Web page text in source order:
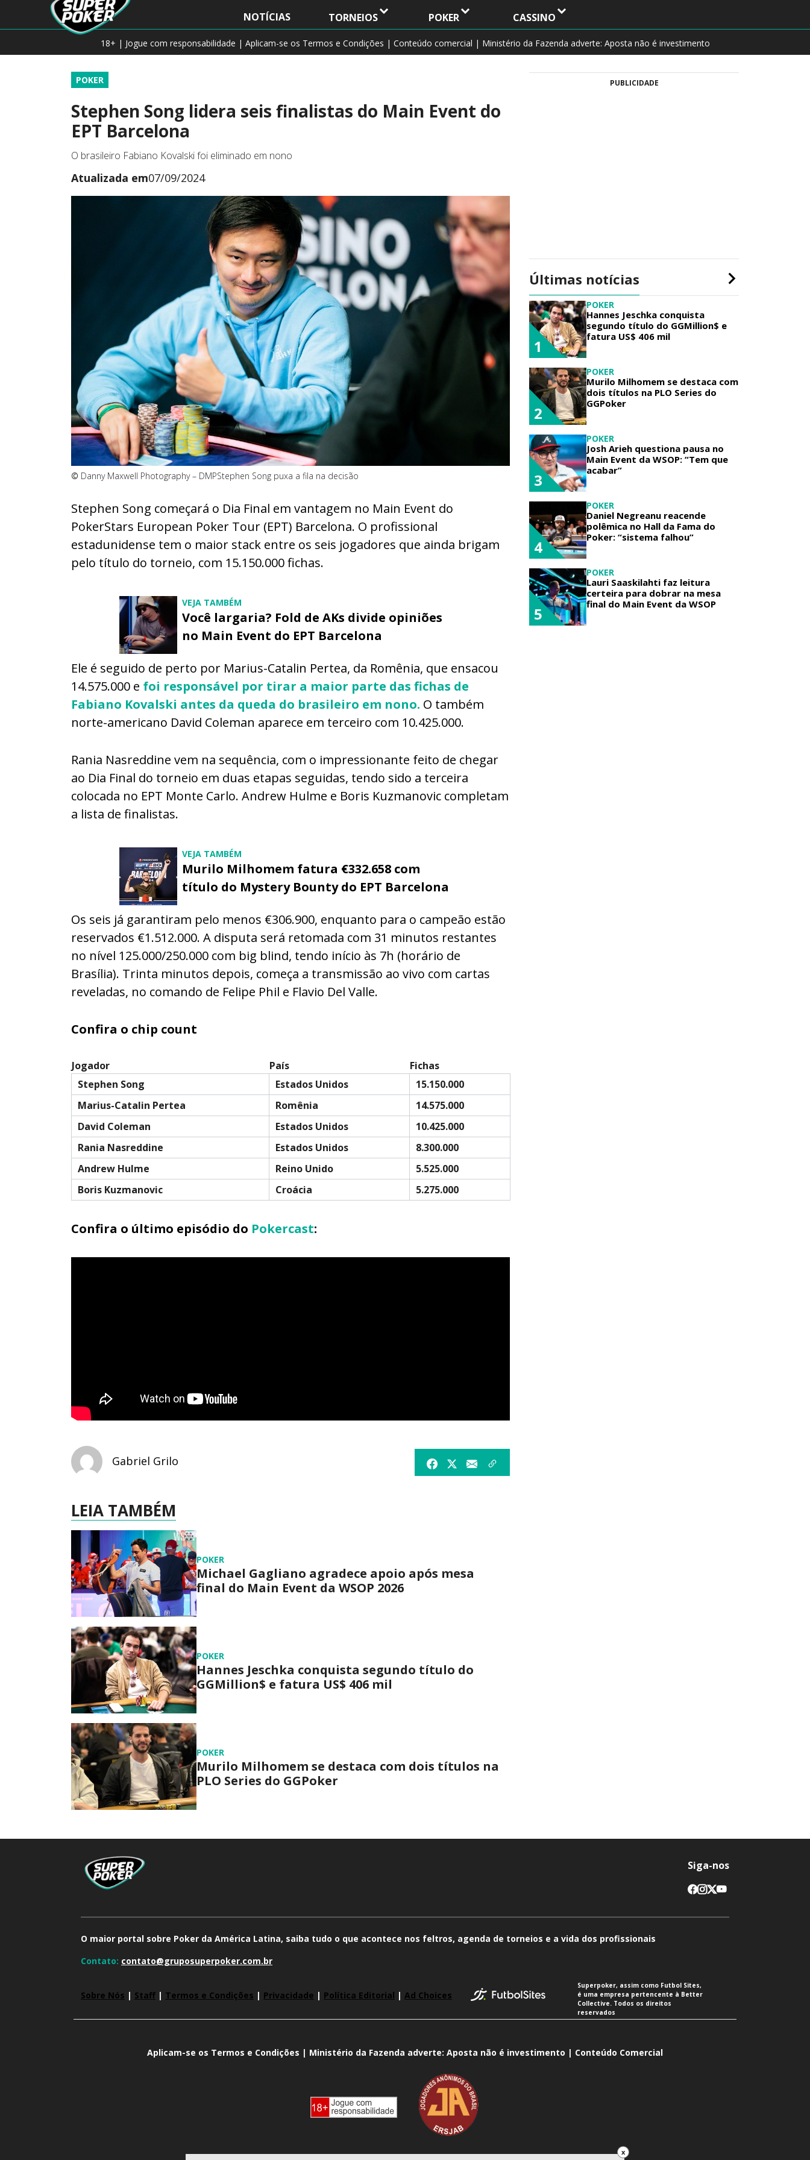
NOTÍCIAS TORNEIOS POKER CASSINO
18+ | Jogue com responsabilidade | Aplicam-se os Termos e Condições | Conteúdo comercial | Ministério da Fazenda adverte: Aposta não é investimento
POKER
Stephen Song lidera seis finalistas do Main Event do
EPT Barcelona
O brasileiro Fabiano Kovalski foi eliminado em nono
Atualizada em07/09/2024
© Danny Maxwell Photography – DMPStephen Song puxa a fila na decisão
Stephen Song começará o Dia Final em vantagem no Main Event do
PokerStars European Poker Tour (EPT) Barcelona. O profissional
estadunidense tem o maior stack entre os seis jogadores que ainda brigam
pelo título do torneio, com 15.150.000 fichas.
VEJA TAMBÉM
Você largaria? Fold de AKs divide opiniões
no Main Event do EPT Barcelona
Ele é seguido de perto por Marius-Catalin Pertea, da Romênia, que ensacou
14.575.000 e foi responsável por tirar a maior parte das fichas de
Fabiano Kovalski antes da queda do brasileiro em nono. O também
norte-americano David Coleman aparece em terceiro com 10.425.000.
Rania Nasreddine vem na sequência, com o impressionante feito de chegar
ao Dia Final do torneio em duas etapas seguidas, tendo sido a terceira
colocada no EPT Monte Carlo. Andrew Hulme e Boris Kuzmanovic completam
a lista de finalistas.
VEJA TAMBÉM
Murilo Milhomem fatura €332.658 com
título do Mystery Bounty do EPT Barcelona
Os seis já garantiram pelo menos €306.900, enquanto para o campeão estão
reservados €1.512.000. A disputa será retomada com 31 minutos restantes
no nível 125.000/250.000 com big blind, tendo início às 7h (horário de
Brasília). Trinta minutos depois, começa a transmissão ao vivo com cartas
reveladas, no comando de Felipe Phil e Flavio Del Valle.
Confira o chip count
Jogador País
Fichas
Stephen Song
Estados Unidos
15.150.000
Marius-Catalin Pertea
Romênia
14.575.000
David Coleman
Estados Unidos
10.425.000
Rania Nasreddine
Estados Unidos
8.300.000
Andrew Hulme
Reino Unido
5.525.000
Boris Kuzmanovic
Croácia 5.275.000
Confira o último episódio do Pokercast:
Gabriel Grilo
LEIA TAMBÉM
POKER
Michael Gagliano agradece apoio após mesa
final do Main Event da WSOP 2026
POKER
Hannes Jeschka conquista segundo título do
GGMillion$ e fatura US$ 406 mil
POKER
Murilo Milhomem se destaca com dois títulos na
PLO Series do GGPoker
PUBLICIDADE
Últimas notícias
POKER
Hannes Jeschka conquista
segundo título do GGMillion$ e
fatura US$ 406 mil
1
POKER
Murilo Milhomem se destaca com
dois títulos na PLO Series do
GGPoker
2
POKER
Josh Arieh questiona pausa no
Main Event da WSOP: “Tem que
acabar”
3
POKER
Daniel Negreanu reacende
polêmica no Hall da Fama do
Poker: “sistema falhou”
4
POKER
Lauri Saaskilahti faz leitura
certeira para dobrar na mesa
final do Main Event da WSOP
5
x
Siga-nos
O maior portal sobre Poker da América Latina, saiba tudo o que acontece nos feltros, agenda de torneios e a vida dos profissionais
Contato: contato@gruposuperpoker.com.br
Sobre Nós | Staff | Termos e Condições | Privacidade | Política Editorial | Ad Choices
Superpoker, assim como Futbol Sites,
é uma empresa pertencente à Better
Collective. Todos os direitos
reservados
Aplicam-se os Termos e Condições | Ministério da Fazenda adverte: Aposta não é investimento | Conteúdo Comercial